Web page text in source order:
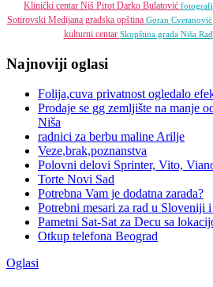
Klinički centar Niš PirotDarko Bulatović
Sotirovski Medijana gradska opština Goran Cvetanović
kulturni centar Skupština grada Niša
Najnoviji oglasi
Folija,cuva privatnost ogledalo
Prodaje se gg zemljište na manje
Niša
radnici za berbu maline Arilje
Veze,brak,poznanstva
Polovni delovi Sprinter, Vito,
Torte Novi Sad
Potrebna Vam je dodatna zarada?
Potrebni mesari za rad u Sloveniji
Pametni Sat-Sat za Decu sa
Otkup telefona Beograd
Oglasi